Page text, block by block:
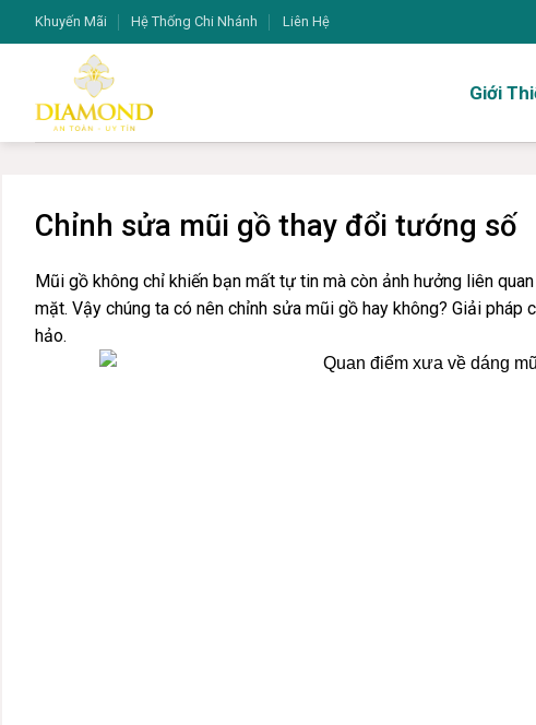
qua
Khuyến Mãi Hệ Thống Chi Nhánh Liên Hệ
Giới
Chỉnh sửa mũi gồ thay đổi tướng số
Mũi gồ không chỉ khiến bạn mất tự tin mà còn ảnh hưởng liên
mặt. Vậy chúng ta có nên chỉnh sửa mũi gồ hay không? Giải
hảo.